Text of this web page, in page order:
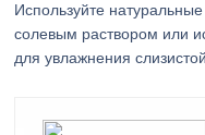
Используйте
солевым раствором или
для увлажнения